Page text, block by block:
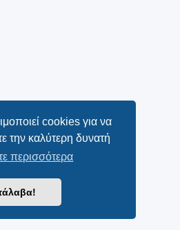
cookies για να
την καλύτερη δυνατή
περισσότερα